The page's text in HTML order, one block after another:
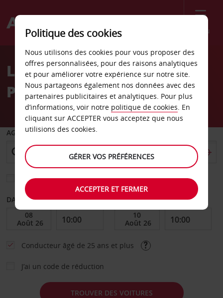
Menu
Welcome
AvisLocation de voiture
Pampelune
AGENCE DE DÉPART
Sélectionnez une autre agence de retour
DATE DE DÉBUT DATE DE FIN
Conducteur âgé de 25 ans et plus
J’ai un code de réduction
TROUVER DES VOITURES
Politique des cookies
Nous utilisons des cookies pour vous proposer des
offres personnalisées, pour des raisons analytiques
et pour améliorer votre expérience sur notre site.
Nous partageons également nos données avec des
partenaires publicitaires et analytiques. Pour plus
d’informations, voir notre politique de cookies. En
cliquant sur ACCEPTER vous acceptez que nous
utilisions des cookies.
GÉRER VOS PRÉFÉRENCES
ACCEPTER ET FERMER